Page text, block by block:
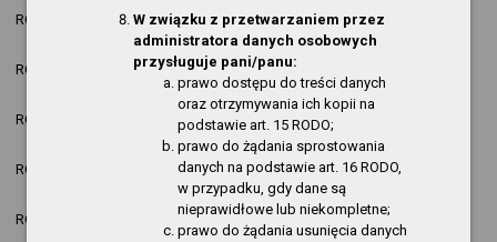
ROK 2025
2026-02-06
14:19:46
Jakub Kasprzyk nowa pozycja
ROK 2025
2026-02-06
14:19:17
Jakub Kasprzyk
ROK 2025
2026-02-06
14:18:53
Jakub Kasprzyk
ROK 2025
2026-02-06
14:18:33
Jakub Kasprzyk nowa pozycja
ROK 2025
2026-02-06
14:18:01
Jakub Kasprzyk nowa pozycja
W związku z przetwarzaniem przez
administratora danych osobowych
przysługuje pani/panu:
prawo dostępu do treści danych
oraz otrzymywania ich kopii na
podstawie art. 15 RODO;
prawo do żądania sprostowania
danych na podstawie art. 16 RODO,
w przypadku, gdy dane są
nieprawidłowe lub niekompletne;
prawo do żądania usunięcia danych